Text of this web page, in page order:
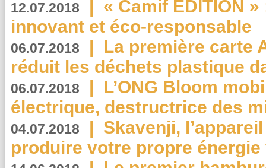
12.07.2018 | « Camif EDITION
innovant et éco-responsable
06.07.2018 | La première carte
réduit les déchets plastique
06.07.2018 | L’ONG Bloom
électrique, destructrice des
04.07.2018 | Skavenji,
produire votre propre